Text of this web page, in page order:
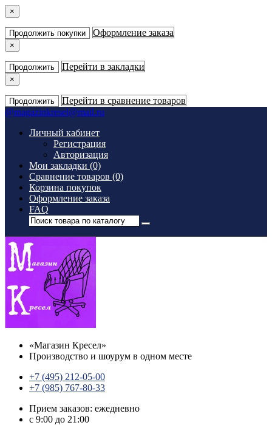
×
Продолжить покупки Оформление заказа
×
Продолжить Перейти в закладки
×
Продолжить
Перейти в сравнение товаров
@magazinkresel@mail.ru
Личный кабинет
Регистрация
Авторизация
Мои закладки (0)
Сравнение товаров (0)
Корзина покупок
Оформление заказа
FAQ
«Магазин Кресел»
Производство и шоурум в одном месте
+7 (495) 212-05-00
+7 (985) 767-80-33
Прием заказов: ежедневно
с 9:00 до 21:00